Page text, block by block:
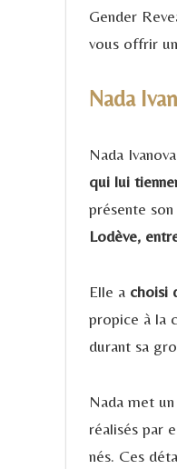
Gender
vous offrir
Nada
Nada
qui lui
présente
Lodève,
Elle a choisi
propice à la
durant sa
Nada met un
réalisés par
nés. Ces